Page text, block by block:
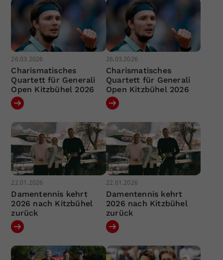
26.03.2026
Charismatisches
Quartett für Generali
Open Kitzbühel 2026
26.03.2026
Charismatisches
Quartett für Generali
Open Kitzbühel 2026
22.01.2026
Damentennis kehrt
2026 nach Kitzbühel
zurück
22.01.2026
Damentennis kehrt
2026 nach Kitzbühel
zurück